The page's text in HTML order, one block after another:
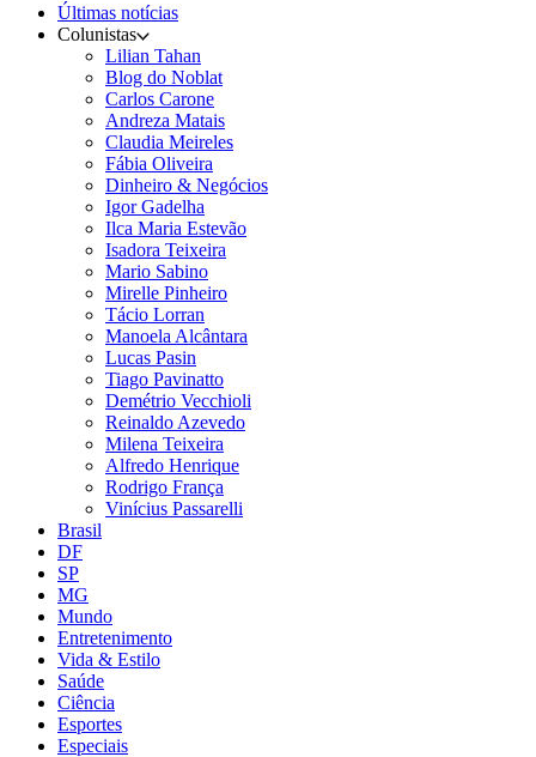
Últimas notícias
Colunistas
Lilian Tahan
Blog do Noblat
Carlos Carone
Andreza Matais
Claudia Meireles
Fábia Oliveira
Dinheiro & Negócios
Igor Gadelha
Ilca Maria Estevão
Isadora Teixeira
Mario Sabino
Mirelle Pinheiro
Tácio Lorran
Manoela Alcântara
Lucas Pasin
Tiago Pavinatto
Demétrio Vecchioli
Reinaldo Azevedo
Milena Teixeira
Alfredo Henrique
Rodrigo França
Vinícius Passarelli
Brasil
DF
SP
MG
Mundo
Entretenimento
Vida & Estilo
Saúde
Ciência
Esportes
Especiais